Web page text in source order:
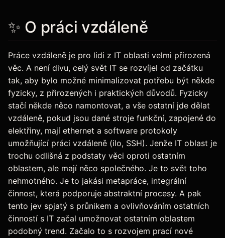
✨ O práci vzdáleně
Práce vzdáleně je pro lidi z IT oblasti velmi přirozená
věc. A není divu, celý svět IT se rozvíjel od začátku
tak, aby bylo možné minimalizovat potřebu být někde
fyzicky, z přirozených i praktických důvodů. Fyzicky
stačí někde něco namontovat, a vše ostatní jde dělat
vzdáleně, pokud jsou dané stroje funkční, zapojené do
elektřiny, mají ethernet a software protokoly
umožňující práci vzdáleně (ilo, SSH). Jenže IT oblast je
trochu odlišná z podstaty věci oproti ostatním
oblastem, ale mají něco společného. Je to svět toho
nehmotného. Je to jakási metapráce, integrální
činnost, která podporuje abstraktní procesy. A pak
tento jev spjatý s průnikem a ovlivňováním ostatních
činností s IT začal umožnovat ostatním oblastem
podobný trend. Začalo to s rozvojem prací nové